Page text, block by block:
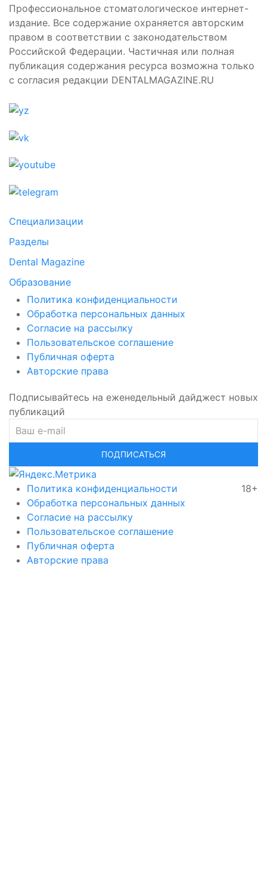
Профессиональное стоматологическое интернет-
издание. Все содержание охраняется авторским
правом в соответствии с законодательством
Российской Федерации. Частичная или полная
публикация содержания ресурса возможна только
с согласия редакции DENTALMAGAZINE.RU
Специализации
Разделы
Dental Magazine
Образование
Политика конфиденциальности
Обработка персональных данных
Согласие на рассылку
Пользовательское соглашение
Публичная оферта
Авторские права
Подписывайтесь на еженедельный дайджест новых
публикаций
ПОДПИСАТЬСЯ
Политика конфиденциальности
Обработка персональных данных
Согласие на рассылку
Пользовательское соглашение
Публичная оферта
Авторские права
18+